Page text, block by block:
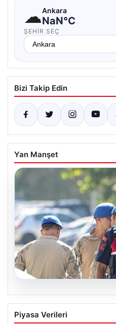
☁Ankara
NaN°C
ŞEHIR SEÇ
Bizi Takip Edin
Yan Manşet
07.08.2026
Menderes Belediye
ve 9 Kişi Tutuklandı
Piyasa Verileri